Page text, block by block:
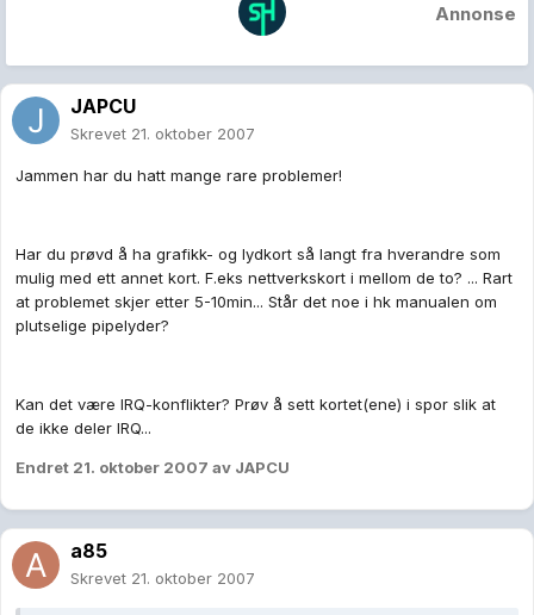
Annonse
JAPCU
Skrevet 21. oktober 2007
Jammen har du hatt mange rare problemer!
Har du prøvd å ha grafikk- og lydkort så langt fra hverandre som
mulig med ett annet kort. F.eks nettverkskort i mellom de to? ... Rart
at problemet skjer etter 5-10min... Står det noe i hk manualen om
plutselige pipelyder?
Kan det være IRQ-konflikter? Prøv å sett kortet(ene) i spor slik at
de ikke deler IRQ...
Endret 21. oktober 2007 av JAPCU
a85
Skrevet 21. oktober 2007